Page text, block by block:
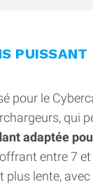
PUISSANT
pour le
qui
adaptée
entre 7
plus lente,